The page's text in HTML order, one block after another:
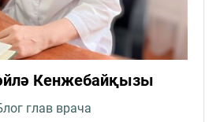
Кенжебайқызы
глав врача